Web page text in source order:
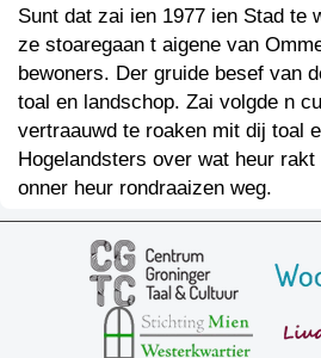
Sunt dat zai ien 1977 ien Stad te
ze stoaregaan t aigene van
bewoners. Der gruide besef van
toal en landschop. Zai volgde n
vertraauwd te roaken mit dij toal
Hogelandsters over wat heur rakt
onner heur rondraaizen weg.